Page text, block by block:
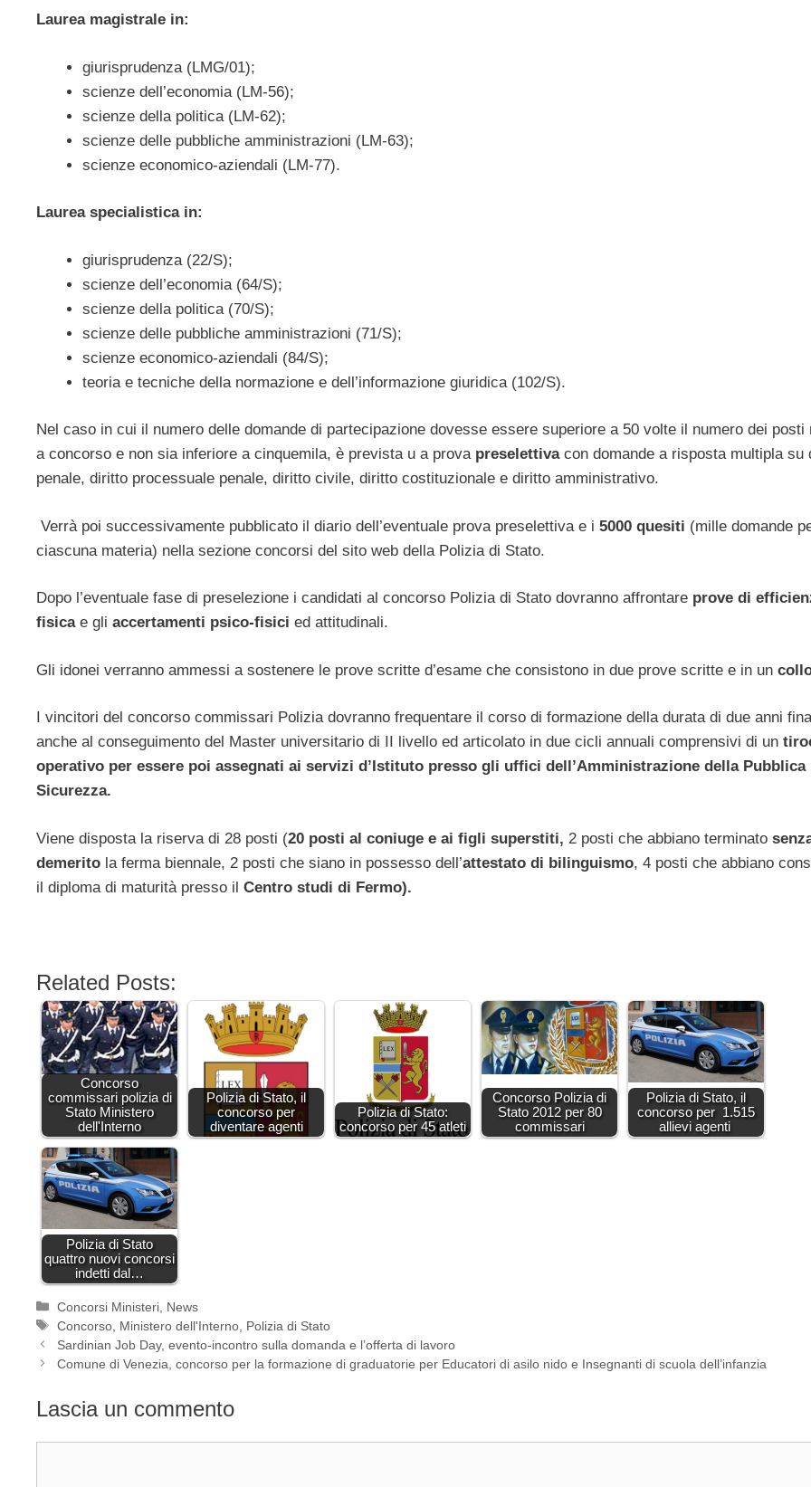
Laurea magistrale in:
giurisprudenza (LMG/01);
scienze dell’economia (LM-56);
scienze della politica (LM-62);
scienze delle pubbliche amministrazioni (LM-63);
scienze economico-aziendali (LM-77).
Laurea specialistica in:
giurisprudenza (22/S);
scienze dell’economia (64/S);
scienze della politica (70/S);
scienze delle pubbliche amministrazioni (71/S);
scienze economico-aziendali (84/S);
teoria e tecniche della normazione e dell’informazione giuridica (102/S).
Nel caso in cui il numero delle domande di partecipazione dovesse essere superiore a 50 volte il numero dei posti
a concorso e non sia inferiore a cinquemila, è prevista u a prova preselettiva con domande a risposta multipla su
penale, diritto processuale penale, diritto civile, diritto costituzionale e diritto amministrativo.
Verrà poi successivamente pubblicato il diario dell’eventuale prova preselettiva e i 5000 quesiti (mille domande
ciascuna materia) nella sezione concorsi del sito web della Polizia di Stato.
Dopo l’eventuale fase di preselezione i candidati al concorso Polizia di Stato dovranno affrontare prove di
fisicae gli accertamenti psico-fisici ed attitudinali.
Gli idonei verranno ammessi a sostenere le prove scritte d’esame che consistono in due prove scritte e in un
I vincitori del concorso commissari Polizia dovranno frequentare il corso di formazione della durata di due anni
anche al conseguimento del Master universitario di II livello ed articolato in due cicli annuali comprensivi di un
operativo per essere poi assegnati ai servizi d’Istituto presso gli uffici dell’Amministrazione della Pubblica
Sicurezza.
Viene disposta la riserva di 28 posti (20 posti al coniuge e ai figli superstiti, 2 posti che abbiano terminato
demerito la ferma biennale, 2 posti che siano in possesso dell’attestato di bilinguismo, 4 posti che abbiano
il diploma di maturità presso il Centro studi di Fermo).
Related Posts:
Concorso
commissari polizia di
Stato Ministero
dell'Interno
Polizia di Stato, il
concorso per
diventare agenti
Polizia di Stato:
concorso per 45 atleti
Concorso Polizia di
Stato 2012 per 80
commissari
Polizia di Stato, il
concorso per 1.515
allievi agenti
Polizia di Stato
quattro nuovi concorsi
indetti dal…
Categorie
Concorsi Ministeri News
Tag
Concorso Ministero dell'Interno Polizia di Stato
Sardinian Job Day, evento-incontro sulla domanda e l’offerta di lavoro
Comune di Venezia, concorso per la formazione di graduatorie per Educatori di asilo nido e Insegnanti di scuola dell’infanzia
Lascia un commento